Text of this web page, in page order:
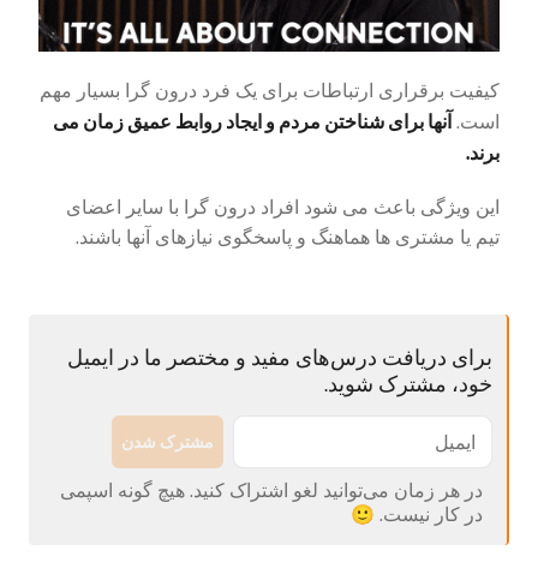
کیفیت برقراری ارتباطات برای یک فرد درون گرا بسیار مهم
است. آنها برای شناختن مردم و ایجاد روابط عمیق زمان می
برند.
این ویژگی باعث می شود افراد درون گرا با سایر اعضای
تیم یا مشتری ها هماهنگ و پاسخگوی نیازهای آنها باشند.
برای دریافت درس‌های مفید و مختصر ما در ایمیل
خود، مشترک شوید.
مشترک شدن
در هر زمان می‌توانید لغو اشتراک کنید. هیچ گونه اسپمی
در کار نیست. 🙂